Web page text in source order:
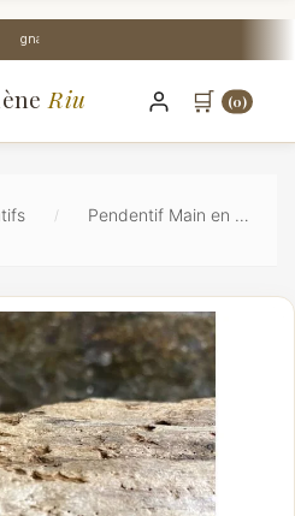
Relay offerte dès 35€
🛒 (0)
Riu
Pendentif Main en Malachite